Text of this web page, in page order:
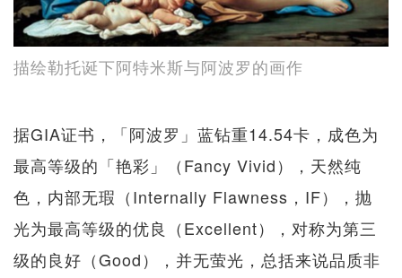
描绘勒托诞下阿特米斯与阿波罗的画作
据GIA证书，「阿波罗」蓝钻重14.54卡，成色为
最高等级的「艳彩」（Fancy Vivid），天然纯
色，内部无瑕（Internally Flawness，IF），抛
光为最高等级的优良（Excellent），对称为第三
级的良好（Good），并无萤光，总括来说品质非